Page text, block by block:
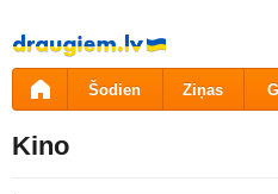
Pāriet
uz
saturu
Šodien Ziņas
Kino